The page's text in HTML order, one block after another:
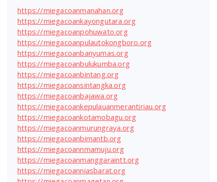
https://miegacoanmanahan.org
https://miegacoankayongutara.org
https://miegacoanpohuwato.org
https://miegacoanpulautokongboro.org
https://miegacoanbanyumas.org
https://miegacoanbulukumba.org
https://miegacoanbintang.org
https://miegacoansintangka.org
https://miegacoanbajawa.org
https://miegacoankepulauanmerantiriau.org
https://miegacoankotamobagu.org
https://miegacoanmurungraya.org
https://miegacoanbimantb.org
https://miegacoannmamuju.org
https://miegacoanmanggaraintt.org
https://miegacoanniasbarat.org